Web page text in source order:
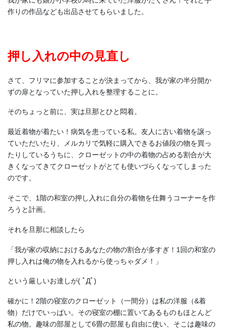
作りの作品なども出品させてもらいました。
押し入れの中の見直し
さて、フリマに参加することが決まってから、我が家の半分開か
ずの扉となっていた押し入れを整理することに。
そのちょっと前に、実は旦那とひと悶着。
最近着物が着たい！病気を患っている私。友人に古い着物を譲っ
ていただいたり、メルカリで気軽に購入できるお値段の物を買っ
たりしているうちに、クローゼットの中の着物の占める割合が大
きくなってきてクローゼットがとても使いづらくなってしまった
のです。
そこで、1階の和室の押し入れに自分の着物を仕舞うコーナーを作
ろうと計画。
それを旦那に相談したら
「我が家の収納におけるあなたの物の割合が多すぎ！1回の和室の
押し入れは俺の物を入れるから使っちゃダメ！」
という厳しいお達しが( ﾟДﾟ)
確かに！2階の寝室のクローゼット（一間分）は私の洋服（&着
物）だけでいっぱい。その寝室の棚に置いてあるものもほとんど
私の物。趣味の部屋として6畳の部屋も自由に使い、そこは趣味の